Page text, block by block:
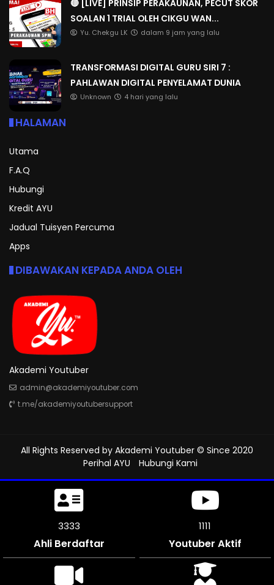
🔴 [LIVE] PRINSIP PERAKAUNAN, PECUT SKOR
SOALAN 1 TRIAL OLEH CIKGU WAN...
Yu. Chekgu LK dalam 9 jam yang lalu
TRANSFORMASI DIGITAL GURU SIRI 7 :
PAHLAWAN DIGITAL PENYELAMAT DUNIA
Unknown 4 hari yang lalu
HALAMAN
Utama
F.A.Q
Hubungi
Kredit AYU
Jadual Tuisyen Percuma
Apps
DIBAWAKAN KEPADA ANDA OLEH
Akademi Youtuber
admin@akademiyoutuber.com
t.me/akademiyoutubersupport
All Rights Reserved by Akademi Youtuber © Since 2020
Perihal AYU
Hubungi Kami
3735
Ahli Berdaftar
1245
Youtuber Aktif